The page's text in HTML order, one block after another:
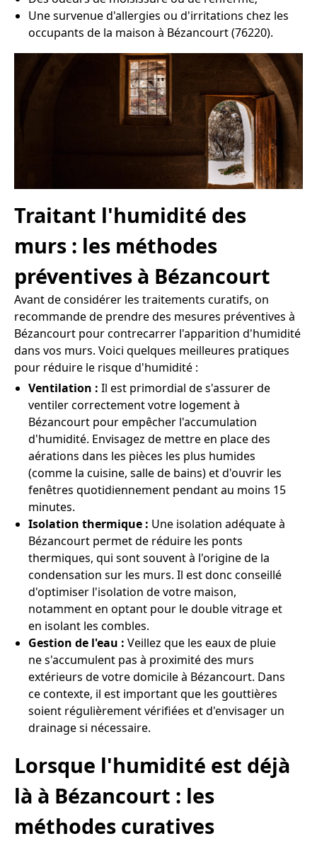
Une survenue d'allergies ou d'irritations chez les
occupants de la maison à Bézancourt (76220).
Traitant l'humidité des
murs : les méthodes
préventives à Bézancourt
Avant de considérer les traitements curatifs, on
recommande de prendre des mesures préventives à
Bézancourt pour contrecarrer l'apparition d'humidité
dans vos murs. Voici quelques meilleures pratiques
pour réduire le risque d'humidité :
Ventilation : Il est primordial de s'assurer de
ventiler correctement votre logement à
Bézancourt pour empêcher l'accumulation
d'humidité. Envisagez de mettre en place des
aérations dans les pièces les plus humides
(comme la cuisine, salle de bains) et d'ouvrir les
fenêtres quotidiennement pendant au moins 15
minutes.
Isolation thermique : Une isolation adéquate à
Bézancourt permet de réduire les ponts
thermiques, qui sont souvent à l'origine de la
condensation sur les murs. Il est donc conseillé
d'optimiser l'isolation de votre maison,
notamment en optant pour le double vitrage et
en isolant les combles.
Gestion de l'eau : Veillez que les eaux de pluie
ne s'accumulent pas à proximité des murs
extérieurs de votre domicile à Bézancourt. Dans
ce contexte, il est important que les gouttières
soient régulièrement vérifiées et d'envisager un
drainage si nécessaire.
Lorsque l'humidité est déjà
là à Bézancourt : les
méthodes curatives